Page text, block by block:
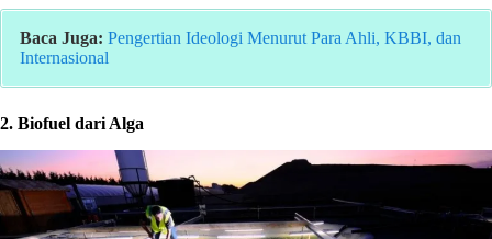
Baca Juga: Pengertian Ideologi Menurut Para Ahli, KBBI, dan
Internasional
2. Biofuel dari Alga